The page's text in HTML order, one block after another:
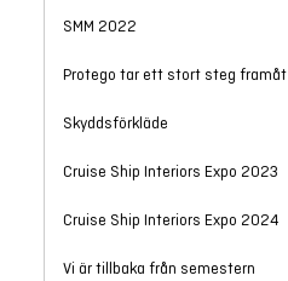
SMM 2022
Protego tar ett stort steg framåt
Skyddsförkläde
Cruise Ship Interiors Expo 2023
Cruise Ship Interiors Expo 2024
Vi är tillbaka från semestern